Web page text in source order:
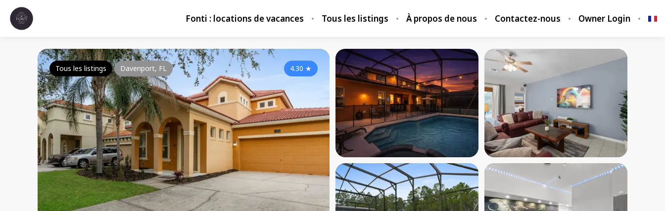
Fonti : locations de vacances Tous les listings À propos de nous Contactez-nous Owner Login
4.30 ★
Tous les listings Davenport, FL